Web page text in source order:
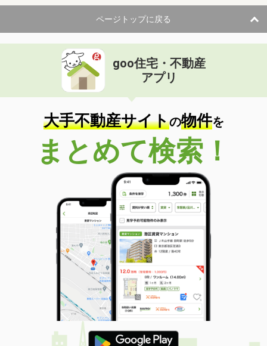
ページトップに戻る
goo住宅・不動産
アプリ
大手不動産サイトの物件を
まとめて検索！